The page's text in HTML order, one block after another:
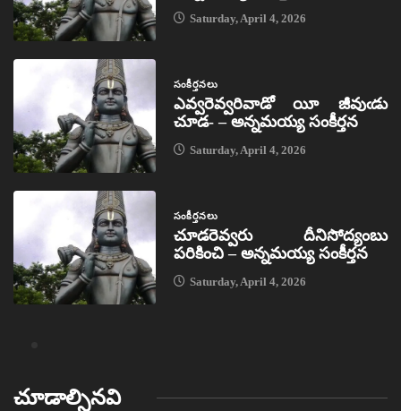
Saturday, April 4, 2026
సంకీర్తనలు
ఎవ్వరెవ్వరివాడో యీ జీవుఁడు
చూడ- – అన్నమయ్య సంకీర్తన
Saturday, April 4, 2026
సంకీర్తనలు
చూడరెవ్వరు దీనిసోద్యంబు
పరికించి – అన్నమయ్య సంకీర్తన
Saturday, April 4, 2026
చూడాల్సినవి